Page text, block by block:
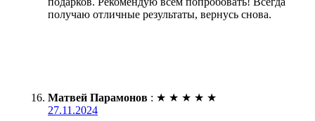
получаю отличные результаты, вернусь снова.
Матвей Парамонов : ★ ★ ★ ★ ★
27.11.2024